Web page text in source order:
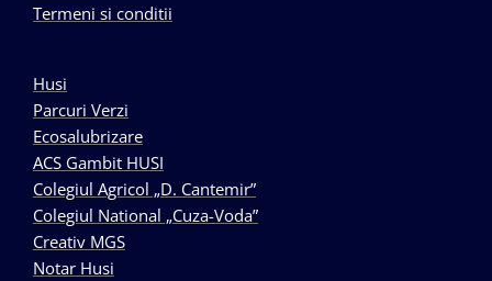
Termeni si conditii
Husi
Parcuri Verzi
Ecosalubrizare
ACS Gambit HUSI
Colegiul Agricol „D. Cantemir”
Colegiul National „Cuza-Voda”
Creativ MGS
Notar Husi